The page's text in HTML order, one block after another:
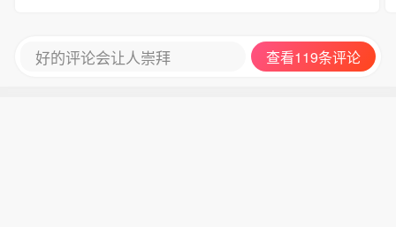
好的评论会让人崇拜 查看119条评论